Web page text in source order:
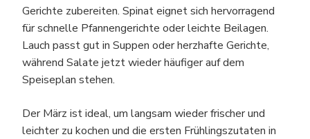
Gerichte zubereiten. Spinat eignet sich hervorragend
für schnelle Pfannengerichte oder leichte Beilagen.
Lauch passt gut in Suppen oder herzhafte Gerichte,
während Salate jetzt wieder häufiger auf dem
Speiseplan stehen.
Der März ist ideal, um langsam wieder frischer und
leichter zu kochen und die ersten Frühlingszutaten in